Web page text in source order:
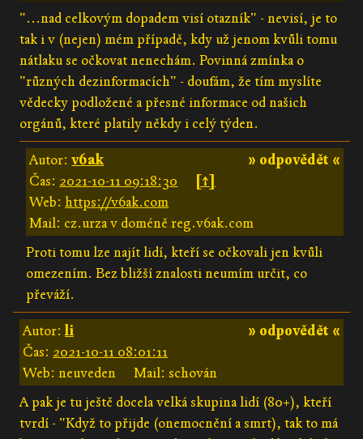
"...nad celkovým dopadem visí otazník" - nevisí, je to
tak i v (nejen) mém případě, kdy už jenom kvůli tomu
nátlaku se očkovat nenechám. Povinná zmínka o
"různých dezinformacích" - doufám, že tím myslíte
vědecky podložené a přesné informace od našich
orgánů, které platily někdy i celý týden.
» odpovědět «
Autor:v6ak
Čas: 2021-10-11 09:18:30
[↑]
Web:https://v6ak.com
Mail: cz.urza v doméně reg.v6ak.com
Proti tomu lze najít lidí, kteří se očkovali jen kvůli
omezením. Bez bližší znalosti neumím určit, co
převáží.
» odpovědět «
Autor:li
Čas: 2021-10-11 08:01:11
Web: neuveden
Mail: schován
A pak je tu ještě docela velká skupina lidí (80+), kteří
tvrdí - "Když to přijde (onemocnění a smrt), tak to má